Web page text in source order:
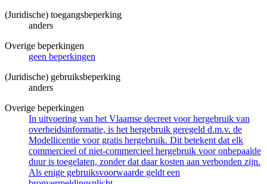
(Juridische) toegangsbeperking
anders
Overige beperkingen
geen beperkingen
(Juridische) gebruiksbeperking
anders
Overige beperkingen
In uitvoering van het Vlaamse decreet voor hergebruik van
overheidsinformatie, is het hergebruik geregeld d.m.v. de
Modellicentie voor gratis hergebruik. Dit betekent dat elk
commercieel of niet-commercieel hergebruik voor onbepaalde
duur is toegelaten, zonder dat daar kosten aan verbonden zijn.
Als enige gebruiksvoorwaarde geldt een